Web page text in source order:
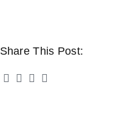
Share This Post: